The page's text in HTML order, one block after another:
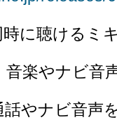
に聴けるミ
楽やナビ音
やナビ音声